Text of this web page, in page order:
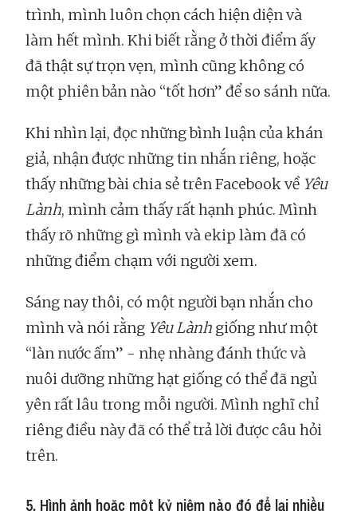
trình, mình luôn chọn cách hiện diện và
làm hết mình. Khi biết rằng ở thời điểm ấy
đã thật sự trọn vẹn, mình cũng không có
một phiên bản nào “tốt hơn” để so sánh nữa.
Khi nhìn lại, đọc những bình luận của khán
giả, nhận được những tin nhắn riêng, hoặc
thấy những bài chia sẻ trên Facebook về Yêu
Lành, mình cảm thấy rất hạnh phúc. Mình
thấy rõ những gì mình và ekip làm đã có
những điểm chạm với người xem.
Sáng nay thôi, có một người bạn nhắn cho
mình và nói rằng Yêu Lành giống như một
“làn nước ấm” - nhẹ nhàng đánh thức và
nuôi dưỡng những hạt giống có thể đã ngủ
yên rất lâu trong mỗi người. Mình nghĩ chỉ
riêng điều này đã có thể trả lời được câu hỏi
trên.
5. Hình ảnh hoặc một kỷ niệm nào đó để lại nhiều